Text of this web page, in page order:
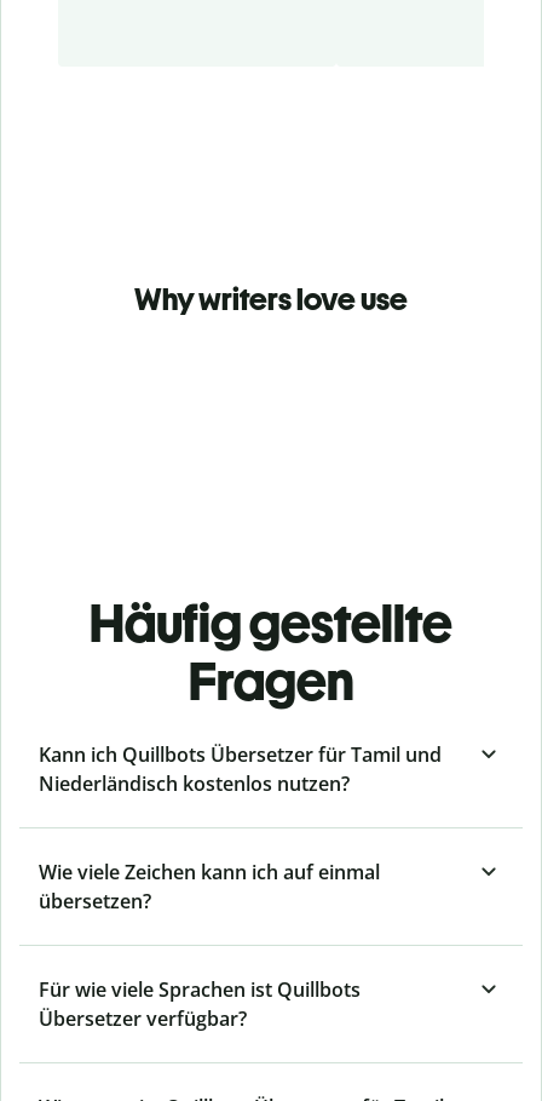
Why writers love use
Häufig gestellte
Fragen
Kann ich Quillbots Übersetzer für Tamil und
Niederländisch kostenlos nutzen?
Wie viele Zeichen kann ich auf einmal
übersetzen?
Für wie viele Sprachen ist Quillbots
Übersetzer verfügbar?